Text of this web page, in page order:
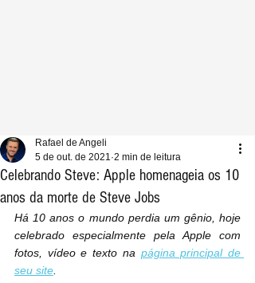
Celebrando Steve: Apple homenageia os 10
anos da morte de Steve Jobs
Rafael de Angeli
5 de out. de 2021 2 min de leitura
Há 10 anos o mundo perdia um gênio, hoje
celebrado especialmente pela Apple com
fotos, vídeo e texto na página principal de
seu site